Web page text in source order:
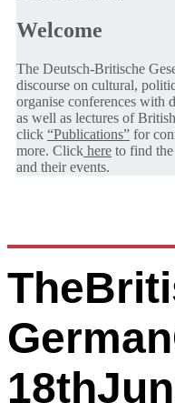
Welcome
The Deutsch-Britische
discourse on cultural,
organise conferences with
as well as lectures of
click “Publications” for
more. Click here to find
and their events.